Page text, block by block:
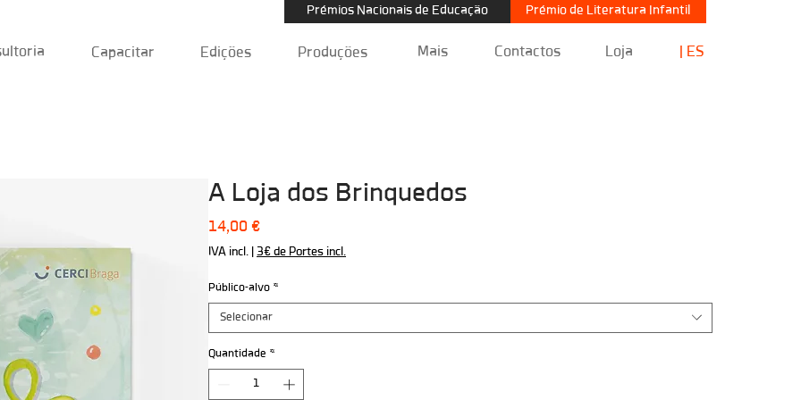
Edições Produções | ES
Contactos Loja
Mais
Capacitar
Prémios Nacionais de Educação Prémio de Literatura Infantil
A Loja dos Brinquedos
14,00 €Preço
IVA incl. |3€ de Portes incl.
Público-alvo *
Selecionar
Quantidade *